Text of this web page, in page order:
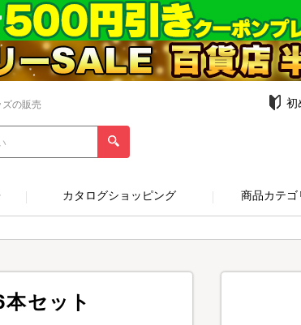
の販売 初
カタログショッピング 商品カテ
セット